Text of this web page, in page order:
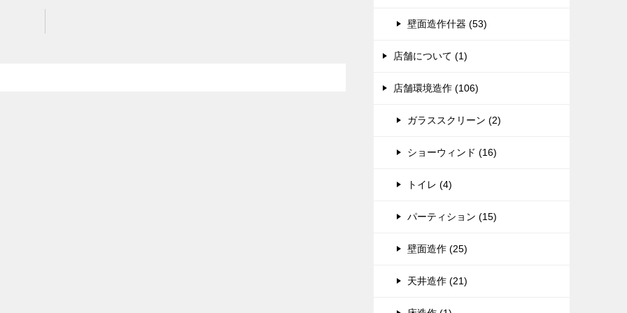
壁面造作什器 (53)
店舗について (1)
店舗環境造作 (106)
ガラススクリーン (2)
ショーウィンド (16)
トイレ (4)
パーティション (15)
壁面造作 (25)
天井造作 (21)